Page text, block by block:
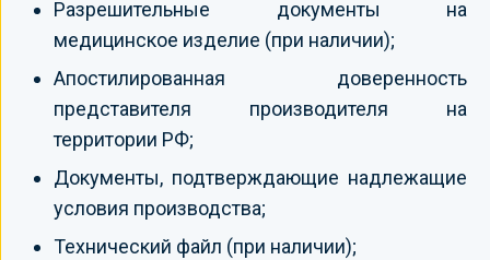
Разрешительные документы на
медицинское изделие (при наличии);
Апостилированная доверенность
представителя производителя на
территории РФ;
Документы, подтверждающие надлежащие
условия производства;
Технический файл (при наличии);